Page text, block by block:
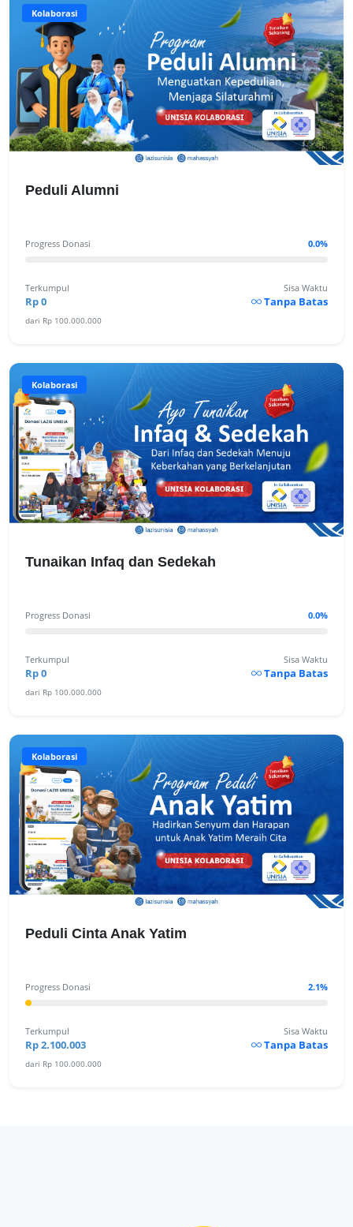
Kolaborasi
Peduli Alumni
Progress Donasi 0.0%
Terkumpul
Rp 0
dari Rp 100.000.000
Sisa Waktu
Tanpa Batas
Kolaborasi
Tunaikan Infaq dan Sedekah
Progress Donasi 0.0%
Terkumpul
Rp 0
dari Rp 100.000.000
Sisa Waktu
Tanpa Batas
Kolaborasi
Peduli Cinta Anak Yatim
Progress Donasi 2.1%
Terkumpul
Rp 2.100.003
dari Rp 100.000.000
Sisa Waktu
Tanpa Batas